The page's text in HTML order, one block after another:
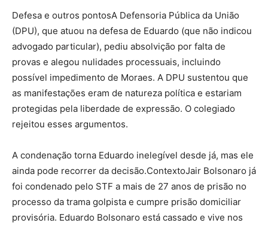
Defesa e outros pontosA Defensoria Pública da União
(DPU), que atuou na defesa de Eduardo (que não indicou
advogado particular), pediu absolvição por falta de
provas e alegou nulidades processuais, incluindo
possível impedimento de Moraes. A DPU sustentou que
as manifestações eram de natureza política e estariam
protegidas pela liberdade de expressão. O colegiado
rejeitou esses argumentos.
A condenação torna Eduardo inelegível desde já, mas ele
ainda pode recorrer da decisão.ContextoJair Bolsonaro já
foi condenado pelo STF a mais de 27 anos de prisão no
processo da trama golpista e cumpre prisão domiciliar
provisória. Eduardo Bolsonaro está cassado e vive nos